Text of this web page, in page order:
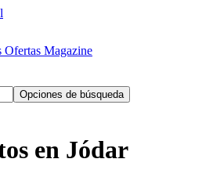
Ofertas Magazine
Opciones de búsqueda
en Jódar